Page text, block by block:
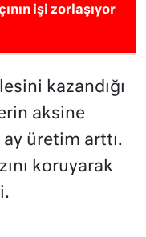
işi zorlaşıyor
kazandığı
aksine
üretim arttı.
koruyarak